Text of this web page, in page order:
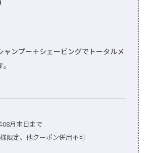
ャンプー＋シェービングでトータルメ
08月末日まで
限定、他クーポン併用不可